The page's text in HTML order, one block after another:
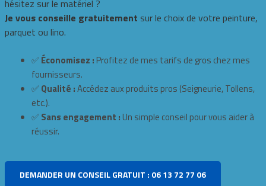
hésitez sur le matériel ?
Je vous conseille gratuitement sur le choix de votre peinture,
parquet ou lino.
✅ Économisez : Profitez de mes tarifs de gros chez mes
fournisseurs.
✅ Qualité :Accédez aux produits pros (Seigneurie, Tollens,
etc.).
✅ Sans engagement : Un simple conseil pour vous aider à
réussir.
DEMANDER UN CONSEIL GRATUIT : 06 13 72 77 06